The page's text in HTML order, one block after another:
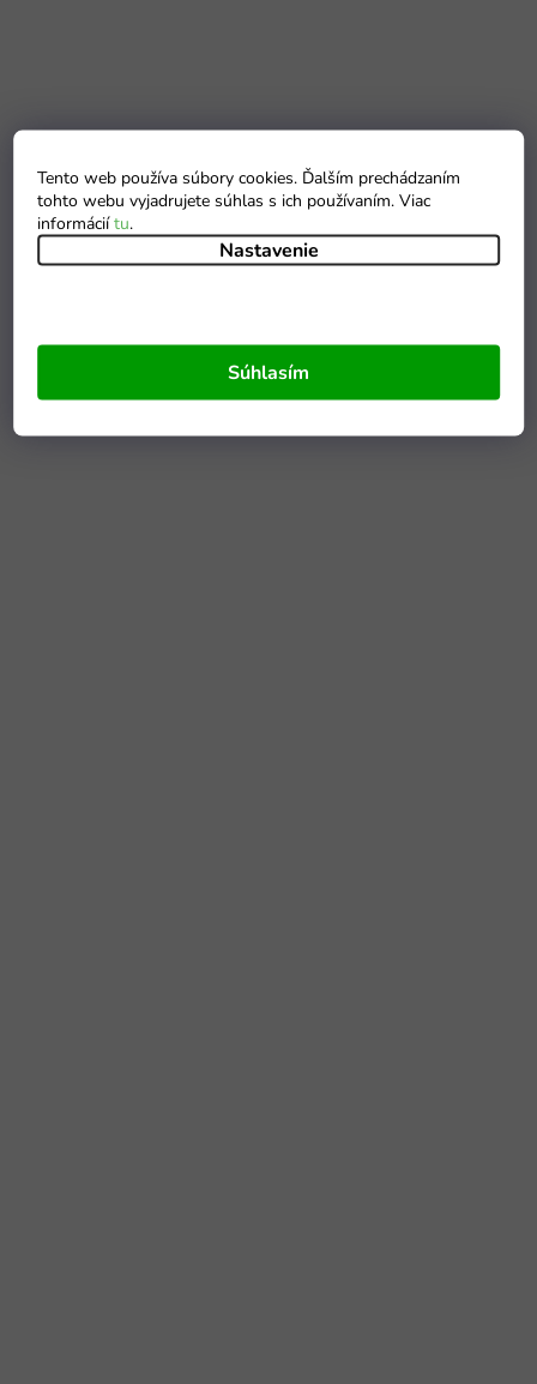
Tento web používa súbory cookies. Ďalším prechádzaním
tohto webu vyjadrujete súhlas s ich používaním. Viac
informáciítu.
Nastavenie
Súhlasím